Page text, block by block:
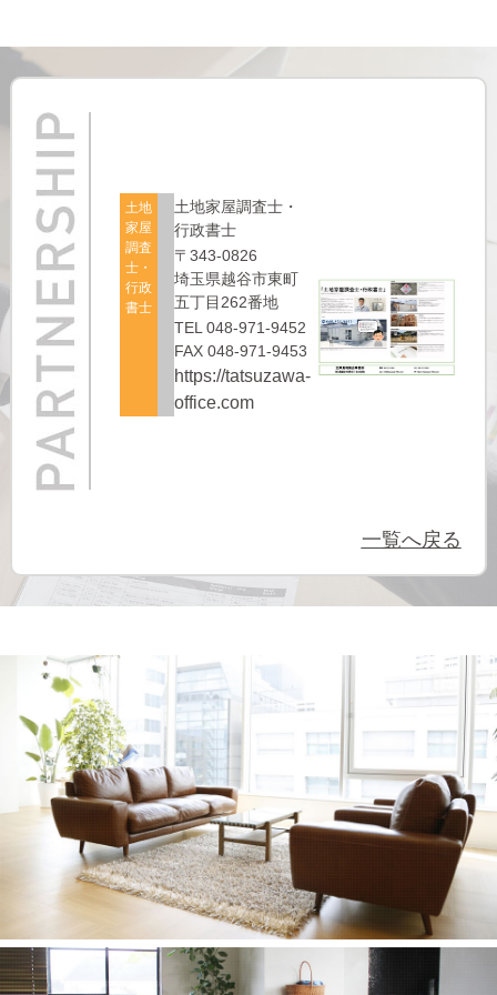
土地
家屋
調査
士・
行政
書士
土地家屋調査士・
行政書士
〒343-0826
埼玉県越谷市東町
五丁目262番地
TEL 048-971-9452
FAX 048-971-9453
https://tatsuzawa-
office.com
一覧へ戻る